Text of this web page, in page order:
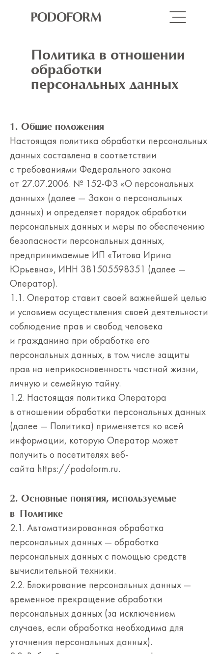
Политика в отношении
обработки
персональных данных
1. Общие положения
Настоящая политика обработки персональных
данных составлена в соответствии
с требованиями Федерального закона
от 27.07.2006. № 152-ФЗ «О персональных
данных» (далее — Закон о персональных
данных) и определяет порядок обработки
персональных данных и меры по обеспечению
безопасности персональных данных,
предпринимаемые ИП «Титова Ирина
Юрьевна», ИНН 381505598351 (далее —
Оператор).
1.1. Оператор ставит своей важнейшей целью
и условием осуществления своей деятельности
соблюдение прав и свобод человека
и гражданина при обработке его
персональных данных, в том числе защиты
прав на неприкосновенность частной жизни,
личную и семейную тайну.
1.2. Настоящая политика Оператора
в отношении обработки персональных данных
(далее — Политика) применяется ко всей
информации, которую Оператор может
получить о посетителях веб-
сайта https://podoform.ru.
2. Основные понятия, используемые
в Политике
2.1. Автоматизированная обработка
персональных данных — обработка
персональных данных с помощью средств
вычислительной техники.
2.2. Блокирование персональных данных —
временное прекращение обработки
персональных данных (за исключением
случаев, если обработка необходима для
уточнения персональных данных).